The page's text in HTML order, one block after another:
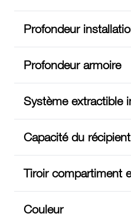
Profondeur
Profondeur armoire
Système extractible
Capacité du récipient
Tiroir compartiment
Couleur